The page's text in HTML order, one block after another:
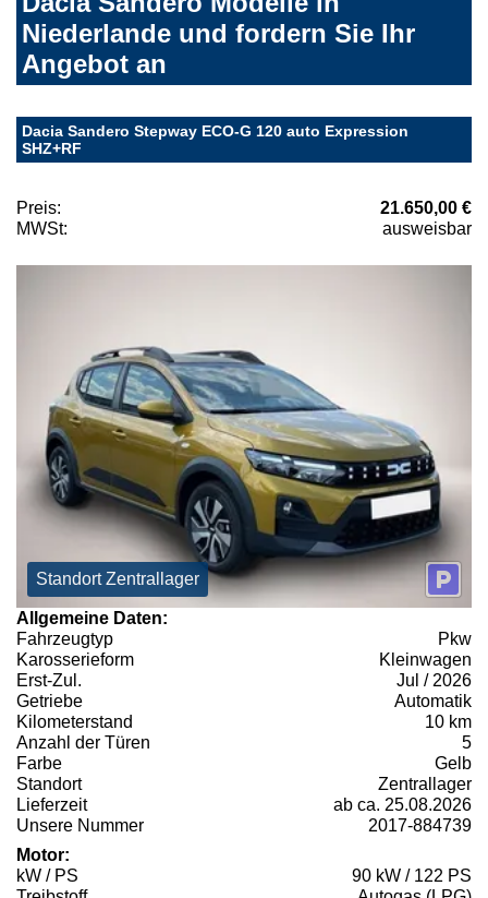
Niederlande und fordern Sie Ihr
Angebot an
Dacia Sandero Stepway ECO-G 120 auto Expression
SHZ+RF
Preis:
21.650,00 €
MWSt:
ausweisbar
Standort Zentrallager
Allgemeine Daten:
Fahrzeugtyp
Pkw
Karosserieform
Kleinwagen
Erst-Zul.
Jul / 2026
Getriebe
Automatik
Kilometerstand
10 km
Anzahl der Türen
5
Farbe
Gelb
Standort
Zentrallager
Lieferzeit
ab ca. 25.08.2026
Unsere Nummer
2017-884739
Motor:
kW / PS
90 kW / 122 PS